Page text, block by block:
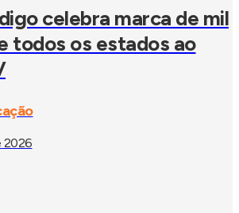
celebra marca de mil
todos os estados ao
2026